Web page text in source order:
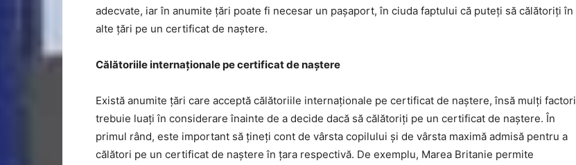
adecvate, iar în anumite țări poate fi necesar un pașaport, în ciuda faptului că puteți să călătoriți în
alte țări pe un certificat de naștere.
Călătoriile internaționale pe certificat de naștere
Există anumite țări care acceptă călătoriile internaționale pe certificat de naștere, însă mulți factori
trebuie luați în considerare înainte de a decide dacă să călătoriți pe un certificat de naștere. În
primul rând, este important să țineți cont de vârsta copilului și de vârsta maximă admisă pentru a
călători pe un certificat de naștere în țara respectivă. De exemplu, Marea Britanie permite